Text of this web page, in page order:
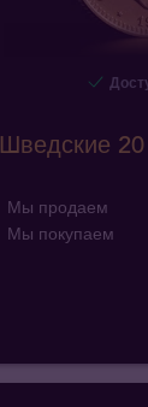
Шведские
Мы продаем
Мы покупаем